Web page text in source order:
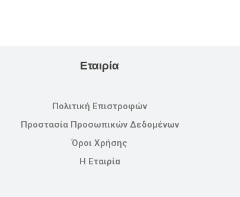
Εταιρία
Πολιτική Επιστροφών
Προστασία Προσωπικών Δεδομένων
Όροι Χρήσης
Η Εταιρία